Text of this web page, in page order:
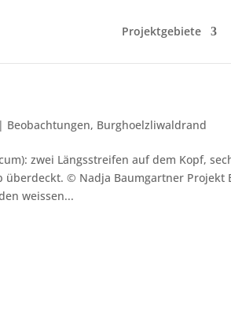
Projektgebiete
| Beobachtungen, Burghoelzliwaldrand
zwei Längsstreifen auf dem Kopf,
überdeckt. © Nadja Baumgartner Projekt
weissen...